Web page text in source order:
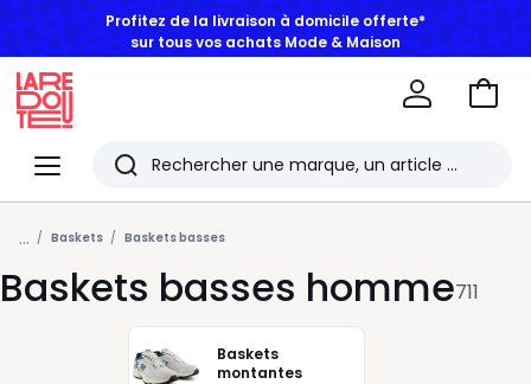
Menu
Redoute
Rechercher
Les
derniers
articles
consultés
Aller
... Baskets Baskets basses
Baskets basses homme711
Baskets
montantes